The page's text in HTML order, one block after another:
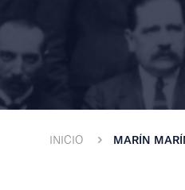
INICIO MARÍN